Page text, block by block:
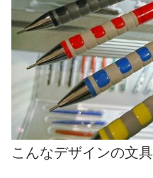
こんなデザインの文